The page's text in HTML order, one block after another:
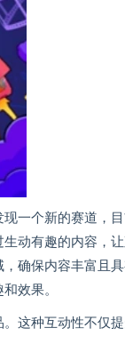
一个新的赛道，
动有趣的内容，
确保内容丰富且
效果。
这种互动性不仅